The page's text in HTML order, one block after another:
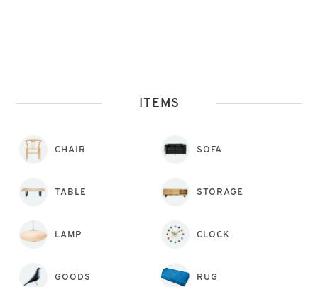
ITEMS
CHAIR SOFA
TABLE STORAGE
LAMP CLOCK
GOODS RUG